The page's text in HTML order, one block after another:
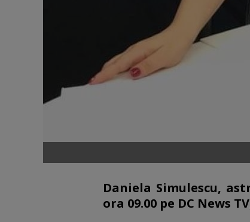
Daniela Simulescu,
ora 09.00 pe DC News